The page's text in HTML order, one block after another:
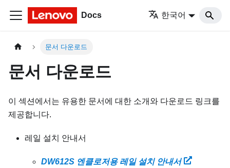
Docs 한국어
문서 다운로드
문서 다운로드
이 섹션에서는 유용한 문서에 대한 소개와 다운로드 링크를
제공합니다.
레일 설치 안내서
DW612S 엔클로저용 레일 설치 안내서